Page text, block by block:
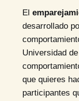
El
desarrollado
Universidad
que quieres
participantes